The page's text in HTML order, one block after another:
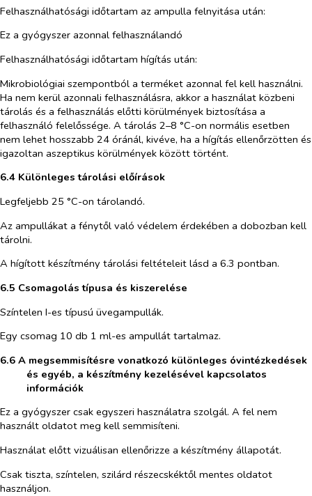
Felhasználhatósági időtartam az ampulla felnyitása után:
Ez a gyógyszer azonnal felhasználandó
Felhasználhatósági időtartam hígítás után:
Mikrobiológiai szempontból a terméket azonnal fel kell használni.
Ha nem kerül azonnali felhasználásra, akkor a használat közbeni
tárolás és a felhasználás előtti körülmények biztosítása a
felhasználó felelőssége. A tárolás 2–8 °C-on normális esetben
nem lehet hosszabb 24 óránál, kivéve, ha a hígítás ellenőrzötten és
igazoltan aszeptikus körülmények között történt.
6.4 Különleges tárolási előírások
Legfeljebb 25 °C-on tárolandó.
Az ampullákat a fénytől való védelem érdekében a dobozban kell
tárolni.
A hígított készítmény tárolási feltételeit lásd a 6.3 pontban.
6.5 Csomagolás típusa és kiszerelése
Színtelen I-es típusú üvegampullák.
Egy csomag 10 db 1 ml-es ampullát tartalmaz.
6.6 A megsemmisítésre vonatkozó különleges óvintézkedések
és egyéb, a készítmény kezelésével kapcsolatos
információk
Ez a gyógyszer csak egyszeri használatra szolgál. A fel nem
használt oldatot meg kell semmisíteni.
Használat előtt vizuálisan ellenőrizze a készítmény állapotát.
Csak tiszta, színtelen, szilárd részecskéktől mentes oldatot
használjon.